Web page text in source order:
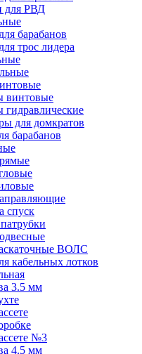
для РВД
барабанов
трос лидера
винтовые
гидравлические
для домкратов
барабанов
спуск
ВОЛС
кабельных лотков
3.5 мм
№3
4.5 мм